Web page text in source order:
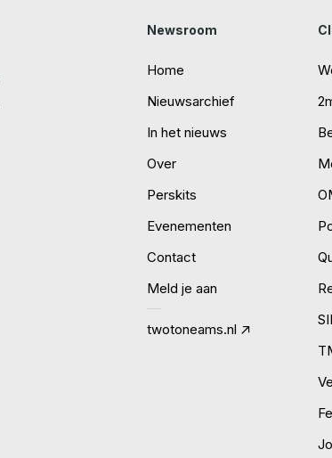
Newsroom
Home
Nieuwsarchief
In het nieuws
Over
Perskits
Evenementen
Contact
Meld je aan
twotoneams.nl